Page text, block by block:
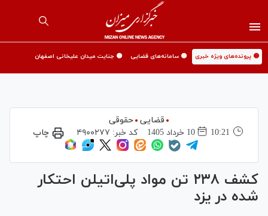
🟡 پرونده‌های ویژه خبری 🟡 سامانه‌های قضایی 🟡 جنایت میدان علیخانی اصفهان
قضایی حقوقی
10:21
10 خرداد 1405 کد خبر: ۴۹۰۰۲۷۷ چاپ
کشف ۲۳۸ تن مواد پلی‌اتیلن احتکار
شده در یزد